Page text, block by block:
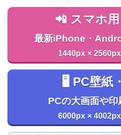
📲 スマホ用
最新iPhone・
1440px × 2560px
🖥️ PC壁紙
PCの大画面や印
6000px × 4002px